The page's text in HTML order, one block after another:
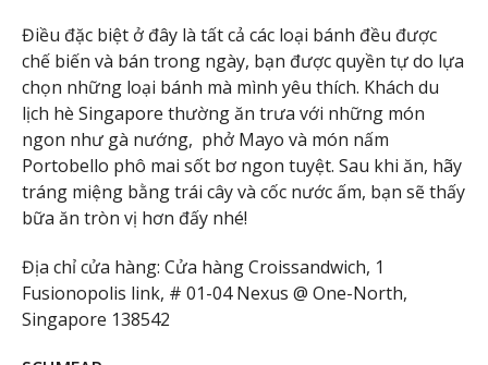
Điều đặc biệt ở đây là tất cả các loại bánh đều được
chế biến và bán trong ngày, bạn được quyền tự do lựa
chọn những loại bánh mà mình yêu thích. Khách du
lịch hè Singapore thường ăn trưa với những món
ngon như gà nướng, phở Mayo và món nấm
Portobello phô mai sốt bơ ngon tuyệt. Sau khi ăn, hãy
tráng miệng bằng trái cây và cốc nước ấm, bạn sẽ thấy
bữa ăn tròn vị hơn đấy nhé!
Địa chỉ cửa hàng: Cửa hàng Croissandwich, 1
Fusionopolis link, # 01-04 Nexus @ One-North,
Singapore 138542